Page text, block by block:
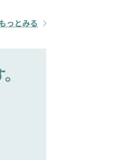
っとみる